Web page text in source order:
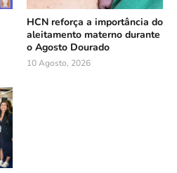
HCN reforça a importância do
aleitamento materno durante
o Agosto Dourado
10 Agosto, 2026